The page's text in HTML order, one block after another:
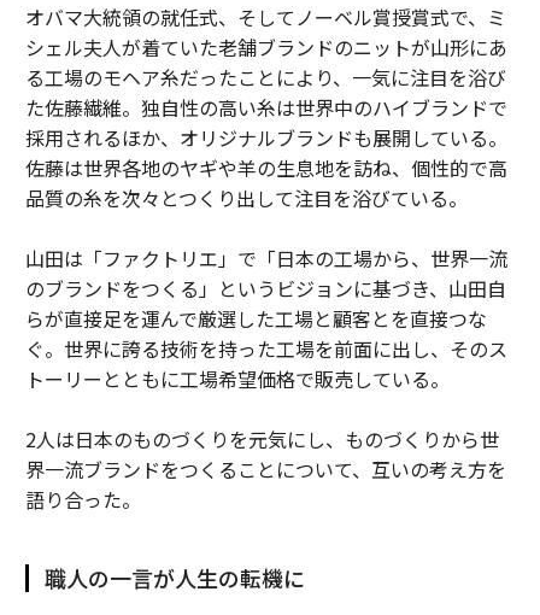
オバマ大統領の就任式、そしてノーベル賞授賞式で、ミ
シェル夫人が着ていた老舗ブランドのニットが山形にあ
る工場のモヘア糸だったことにより、一気に注目を浴び
た佐藤繊維。独自性の高い糸は世界中のハイブランドで
採用されるほか、オリジナルブランドも展開している。
佐藤は世界各地のヤギや羊の生息地を訪ね、個性的で高
品質の糸を次々とつくり出して注目を浴びている。
山田は「ファクトリエ」で「日本の工場から、世界一流
のブランドをつくる」というビジョンに基づき、山田自
らが直接足を運んで厳選した工場と顧客とを直接つな
ぐ。世界に誇る技術を持った工場を前面に出し、そのス
トーリーとともに工場希望価格で販売している。
2人は日本のものづくりを元気にし、ものづくりから世
界一流ブランドをつくることについて、互いの考え方を
語り合った。
職人の一言が人生の転機に